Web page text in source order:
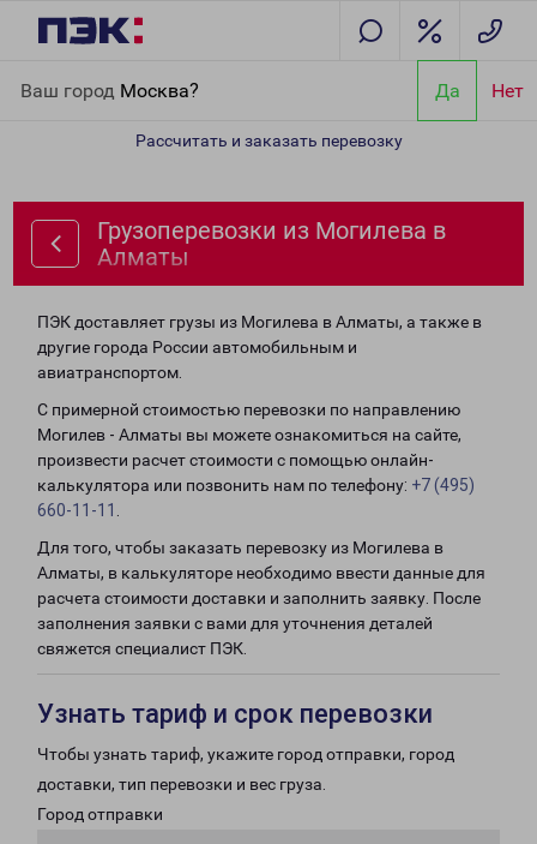
Ваш город Москва? Да Нет
Рассчитать и заказать перевозку
Грузоперевозки из Могилева в
Алматы
ПЭК доставляет грузы из Могилева в Алматы, а также в
другие города России автомобильным и
авиатранспортом.
С примерной стоимостью перевозки по направлению
Могилев - Алматы вы можете ознакомиться на сайте,
произвести расчет стоимости с помощью онлайн-
калькулятора или позвонить нам по телефону: +7 (495)
660-11-11
Для того, чтобы заказать перевозку из Могилева в
Алматы, в калькуляторе необходимо ввести данные для
расчета стоимости доставки и заполнить заявку. После
заполнения заявки с вами для уточнения деталей
свяжется специалист ПЭК.
Узнать тариф и срок перевозки
Чтобы узнать тариф, укажите город отправки, город
доставки, тип перевозки и вес груза.
Город отправки